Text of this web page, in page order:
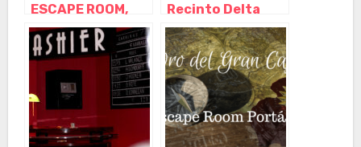
ESCAPE ROOM,
Boadilla del
Monte – Madrid
Recinto Delta
Force, Boadilla
del Monte –
Madrid